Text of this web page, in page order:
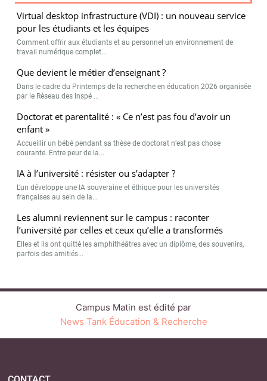
Virtual desktop infrastructure (VDI) : un nouveau service
pour les étudiants et les équipes
Comment offrir aux étudiants et au personnel un environnement de
travail numérique complet...
Que devient le métier d’enseignant ?
Dans le cadre du Printemps de la recherche en éducation 2026 organisée
par le Réseau des Inspé ...
Doctorat et parentalité : « Ce n’est pas fou d’avoir un
enfant »
Accueillir un bébé pendant sa thèse de doctorat n’est pas chose
courante. Entre peur de la...
IA à l’université : résister ou s’adapter ?
L’un développe une IA souveraine et éthique pour les universités
françaises au sein de la...
Les alumni reviennent sur le campus : raconter
l’université par celles et ceux qu’elle a transformés
Elles et ils ont quitté les amphithéâtres avec un diplôme, des souvenirs,
parfois des amitiés...
Campus Matin est édité par
News Tank Éducation & Recherche